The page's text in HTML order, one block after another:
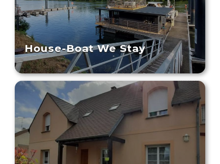
House-Boat We Stay